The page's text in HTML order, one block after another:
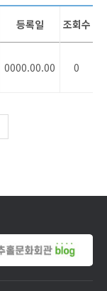
등록일 조회수
0000.00.00 0